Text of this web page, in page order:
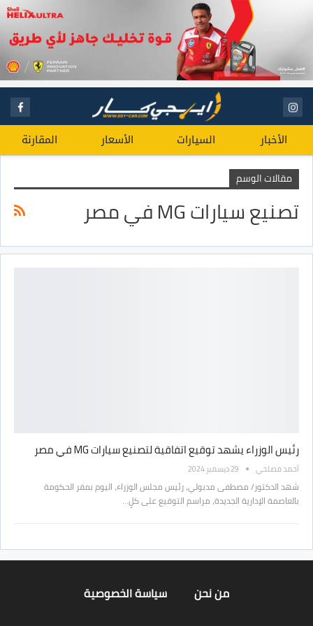
الأخبار السيارات الأسعار المقارنة
مقالات الوسم
تصنيع سيارات MG في مصر
رئيس الوزراء يشهد توقيع اتفاقية لتصنيع سيارات MG في مصر
أحمد مصلحي 29 ديسمبر 2024
شهد الدكتور/ مصطفى مدبولي، رئيس مجلس الوزراء، اليوم بمقر الحكومة
بالعاصمة الإدارية الجديدة، مراسم التوقيع على كلٍ…
من نحن سياسة الخصوصية